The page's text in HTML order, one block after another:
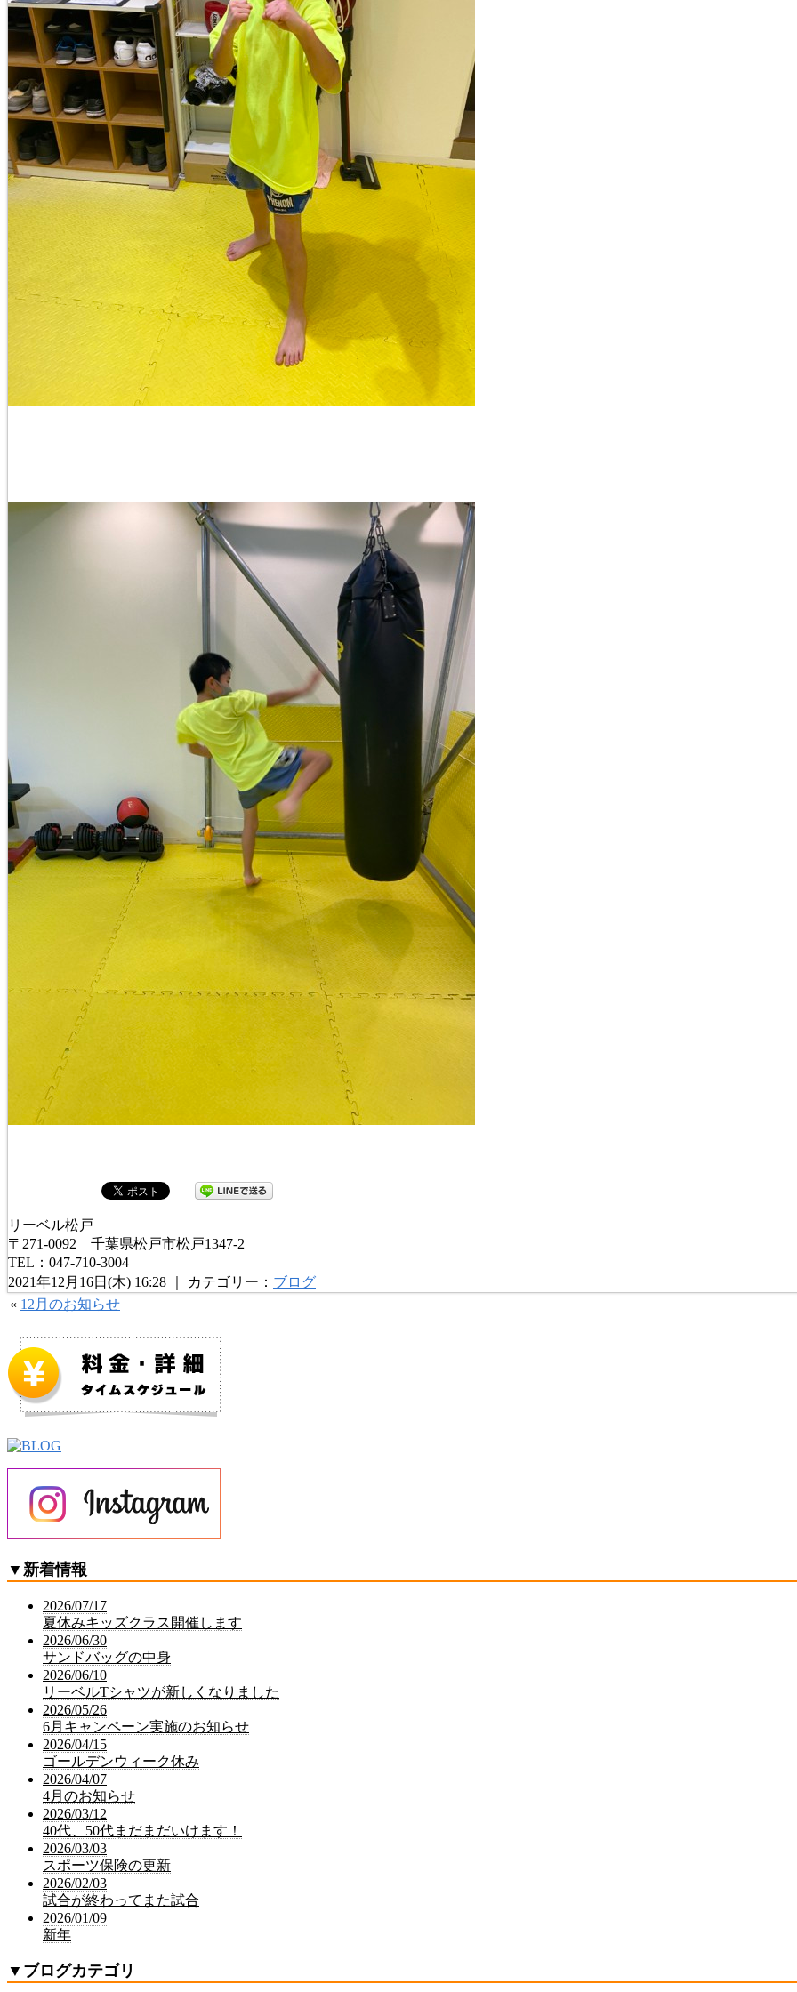
リーベル松戸
〒271-0092 千葉県松戸市松戸1347-2
TEL：047-710-3004
2021年12月16日(木) 16:28 ｜ カテゴリー： ブログ
« 12月のお知らせ
▼ 新着情報
2026/07/17
夏休みキッズクラス開催します
2026/06/30
サンドバッグの中身
2026/06/10
リーベルTシャツが新しくなりました
2026/05/26
6月キャンペーン実施のお知らせ
2026/04/15
ゴールデンウィーク休み
2026/04/07
4月のお知らせ
2026/03/12
40代、50代まだまだいけます！
2026/03/03
スポーツ保険の更新
2026/02/03
試合が終わってまた試合
2026/01/09
新年
▼ ブログカテゴリ